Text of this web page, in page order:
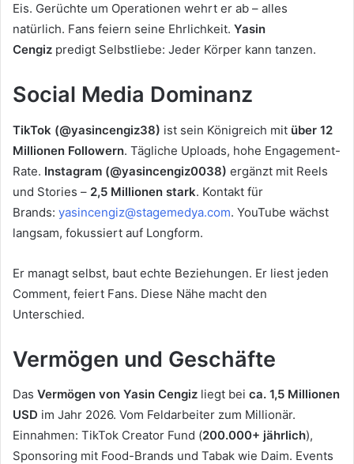
Eis. Gerüchte um Operationen wehrt er ab – alles
natürlich. Fans feiern seine Ehrlichkeit. Yasin
Cengiz predigt Selbstliebe: Jeder Körper kann tanzen.
Social Media Dominanz
TikTok (@yasincengiz38) ist sein Königreich mit über 12
Millionen Followern. Tägliche Uploads, hohe Engagement-
Rate. Instagram (@yasincengiz0038) ergänzt mit Reels
und Stories – 2,5 Millionen stark. Kontakt für
Brands: yasincengiz@stagemedya.com. YouTube wächst
langsam, fokussiert auf Longform.
Er managt selbst, baut echte Beziehungen. Er liest jeden
Comment, feiert Fans. Diese Nähe macht den
Unterschied.
Vermögen und Geschäfte
Das Vermögen von Yasin Cengiz liegt bei ca. 1,5 Millionen
USD im Jahr 2026. Vom Feldarbeiter zum Millionär.
Einnahmen: TikTok Creator Fund (200.000+ jährlich),
Sponsoring mit Food-Brands und Tabak wie Daim. Events